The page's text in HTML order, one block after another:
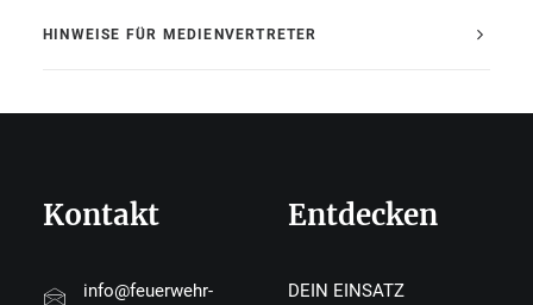
HINWEISE FÜR MEDIENVERTRETER
Kontakt
info@feuerwehr-
Entdecken
DEIN EINSATZ